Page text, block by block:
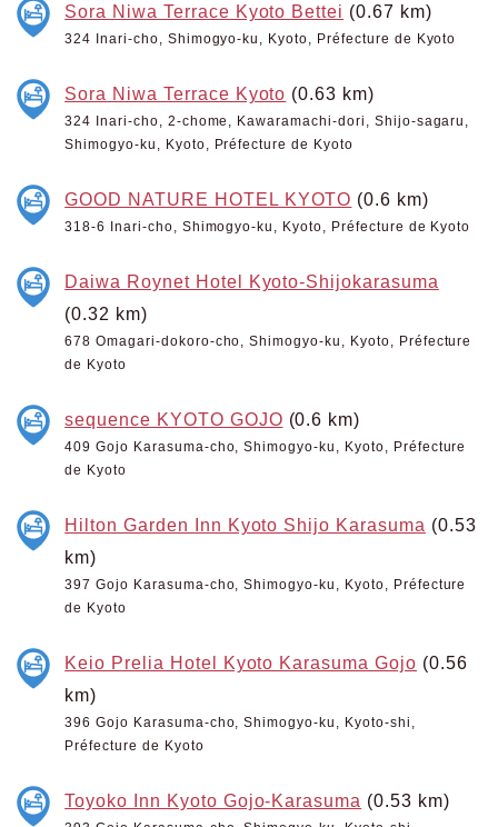
Sora Niwa Terrace Kyoto Bettei (0.67 km)
324 Inari-cho, Shimogyo-ku, Kyoto, Préfecture de Kyoto
Sora Niwa Terrace Kyoto (0.63 km)
324 Inari-cho, 2-chome, Kawaramachi-dori, Shijo-sagaru,
Shimogyo-ku, Kyoto, Préfecture de Kyoto
GOOD NATURE HOTEL KYOTO (0.6 km)
318-6 Inari-cho, Shimogyo-ku, Kyoto, Préfecture de Kyoto
Daiwa Roynet Hotel Kyoto-Shijokarasuma
(0.32 km)
678 Omagari-dokoro-cho, Shimogyo-ku, Kyoto, Préfecture
de Kyoto
sequence KYOTO GOJO (0.6 km)
409 Gojo Karasuma-cho, Shimogyo-ku, Kyoto, Préfecture
de Kyoto
Hilton Garden Inn Kyoto Shijo Karasuma (0.53
km)
397 Gojo Karasuma-cho, Shimogyo-ku, Kyoto, Préfecture
de Kyoto
Keio Prelia Hotel Kyoto Karasuma Gojo (0.56
km)
396 Gojo Karasuma-cho, Shimogyo-ku, Kyoto-shi,
Préfecture de Kyoto
Toyoko Inn Kyoto Gojo-Karasuma (0.53 km)